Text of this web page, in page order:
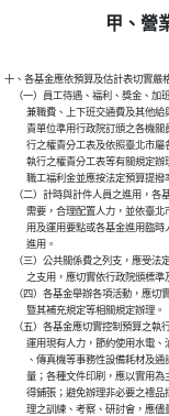
甲、營
十、各基金應依預算及估計表切實嚴
（一）員工待遇、福利、獎金、
兼職費、上下班交通費及其
責單位準用行政院訂頒之各
行之權責分工表及依照臺北
執行之權責分工表等有關規
職工福利金並應按法定預算提撥
（二）計時與計件人員之進用，
需要，合理配置人力，並依
用及運用要點或各基金進用
          進用。
（三）公共關係費之列支，應受
之支用，應切實依行政院頒標
（四）各基金舉辦各項活動，應
          暨其補充規定等相關規定辦理。
（五）各基金應切實控制預算之
運用現有人力，節約使用水電
、傳真機等事務性設備耗材
量；各種文件印刷，應以實
得鋪張；避免辦理非必要之
理之訓練、考察、研討會，應儘